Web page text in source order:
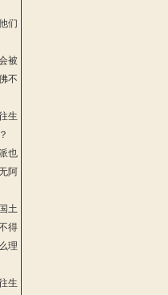
们
被
不
生
也
阿
土
得
理
生